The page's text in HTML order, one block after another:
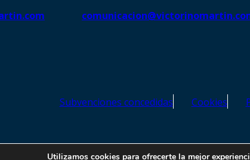
Subvenciones concedidas Cookies
© 2026 Copyright © | Victorino Martín – Todos los
Utilizamos cookies para ofrecerte la mejor